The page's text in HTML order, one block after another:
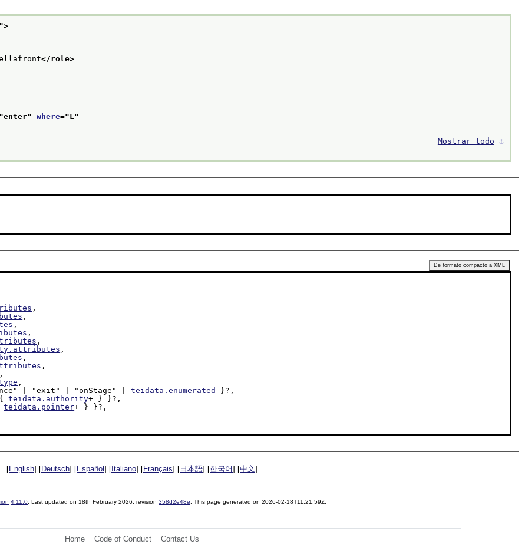
">
</role>
enter" where="L "
Mostrar todo ⚓︎
De formato compacto a XML
,
,
,
,
,
,
,
,
,
,
| "exit" | "onStage" |
teidata.enumerated
}?,
{
teidata.authority+ } }?,
teidata.pointer+ } }?,
[English] [Deutsch] [Español ] [ Italiano] [Français] [ 日本語] [한국어] [中文]
4.11.0 . Last updated on 18th February 2026 , revision 358d2e48e . This page generated on 2026-02-18T11:21:59Z.
Home Code of Conduct Contact Us